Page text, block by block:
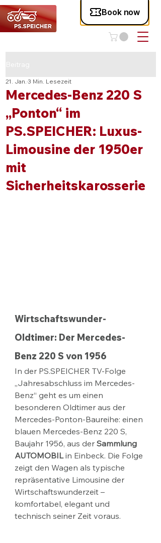
Mercedes-Benz 220 S
„Ponton“ im
PS.SPEICHER: Luxus-
Limousine der 1950er
mit
Sicherheitskarosserie
21. Jan. 3 Min. Lesezeit
Wirtschaftswunder-
Oldtimer: Der Mercedes-
Benz 220 S von 1956
In der PS.SPEICHER TV-Folge
„Jahresabschluss im Mercedes-
Benz“ geht es um einen
besonderen Oldtimer aus der
Mercedes-Ponton-Baureihe: einen
blauen Mercedes-Benz 220 S,
Baujahr 1956, aus der Sammlung
AUTOMOBIL in Einbeck. Die Folge
zeigt den Wagen als typische
repräsentative Limousine der
Wirtschaftswunderzeit –
komfortabel, elegant und
technisch seiner Zeit voraus.​​